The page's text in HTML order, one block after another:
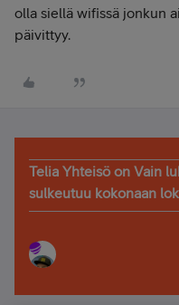
olla siellä wifissä jonkun
päivittyy.
Telia Yhteisö on Vain
sulkeutuu kokonaan